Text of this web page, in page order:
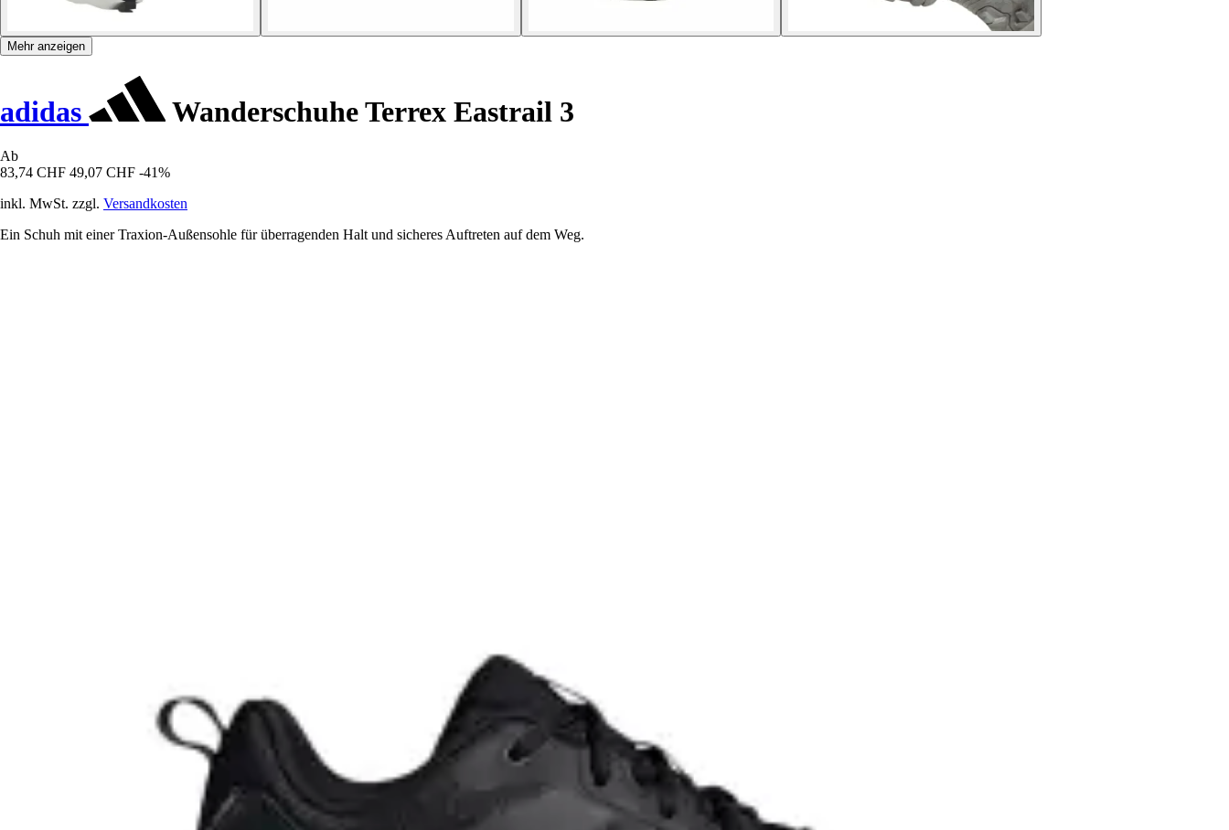
Mehr anzeigen
adidas Wanderschuhe Terrex Eastrail 3
Ab
83,74 CHF 49,07 CHF -41%
inkl. MwSt. zzgl. Versandkosten
Ein Schuh mit einer Traxion-Außensohle für überragenden Halt und sicheres Auftreten auf dem Weg.